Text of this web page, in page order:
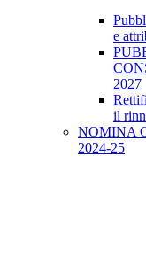
e
2027
il
NOMINA
2024-25